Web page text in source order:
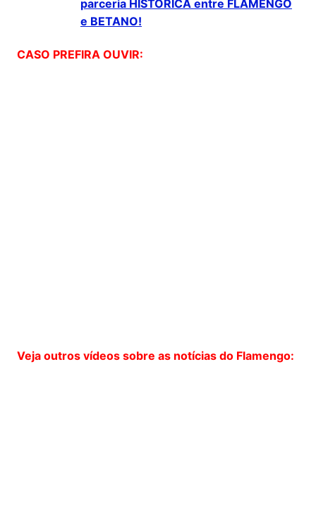
parceria HISTÓRICA entre FLAMENGO
e BETANO!
CASO PREFIRA OUVIR:
Veja outros vídeos sobre as notícias do Flamengo: